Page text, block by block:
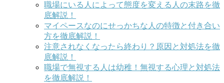
職場にいる人によって態度を変える人の末路を徹
底解説！
マイペースなのにせっかちな人の特徴と付き合い
方を徹底解説！
注意されなくなったら終わり？原因と対処法を徹
底解説！
職場で無視する人は幼稚！無視する心理と対処法
を徹底解説！